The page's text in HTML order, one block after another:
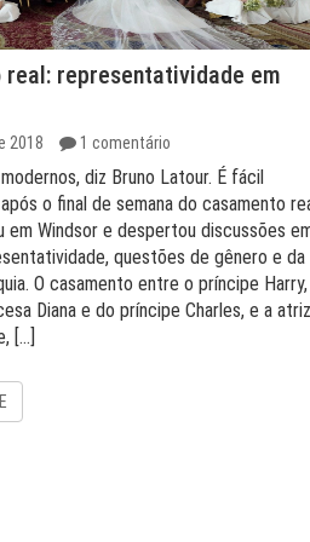
real: representatividade em
2018 1 comentário
diz Bruno Latour. É fácil
o final de semana do casamento
em Windsor e despertou discussões
questões de gênero e da
O casamento entre o príncipe Harry,
Diana e do príncipe Charles, e a atriz
[…]